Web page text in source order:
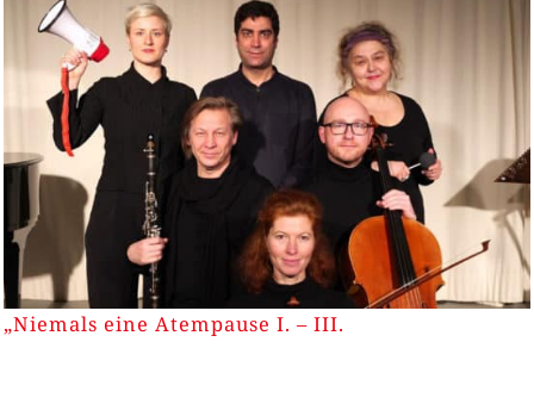
„Niemals eine Atempause I. – III.